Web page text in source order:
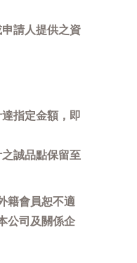
請人提供之資
指定金額，即
誠品點保留至
籍會員恕不適
公司及關係企